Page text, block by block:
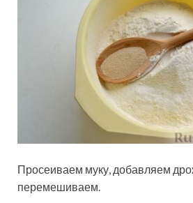
Просеиваем муку, добавляем
перемешиваем.